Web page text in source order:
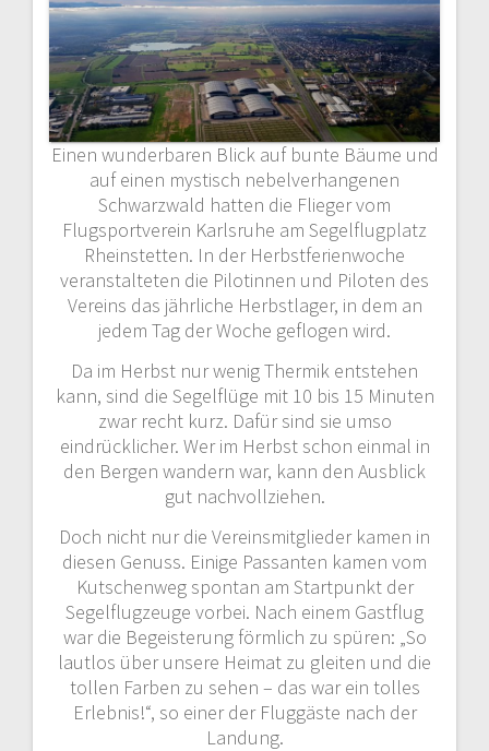
Einen wunderbaren Blick auf bunte Bäume und
auf einen mystisch nebelverhangenen
Schwarzwald hatten die Flieger vom
Flugsportverein Karlsruhe am Segelflugplatz
Rheinstetten. In der Herbstferienwoche
veranstalteten die Pilotinnen und Piloten des
Vereins das jährliche Herbstlager, in dem an
jedem Tag der Woche geflogen wird.
Da im Herbst nur wenig Thermik entstehen
kann, sind die Segelflüge mit 10 bis 15 Minuten
zwar recht kurz. Dafür sind sie umso
eindrücklicher. Wer im Herbst schon einmal in
den Bergen wandern war, kann den Ausblick
gut nachvollziehen.
Doch nicht nur die Vereinsmitglieder kamen in
diesen Genuss. Einige Passanten kamen vom
Kutschenweg spontan am Startpunkt der
Segelflugzeuge vorbei. Nach einem Gastflug
war die Begeisterung förmlich zu spüren: „So
lautlos über unsere Heimat zu gleiten und die
tollen Farben zu sehen – das war ein tolles
Erlebnis!“, so einer der Fluggäste nach der
Landung.